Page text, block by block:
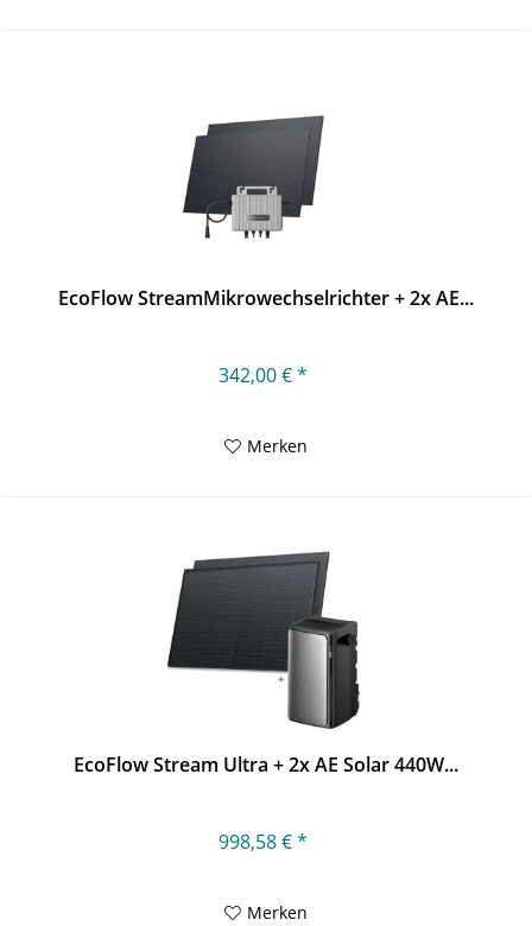
EcoFlow StreamMikrowechselrichter + 2x AE...
342,00 € *
Merken
EcoFlow Stream Ultra + 2x AE Solar 440W...
998,58 € *
Merken